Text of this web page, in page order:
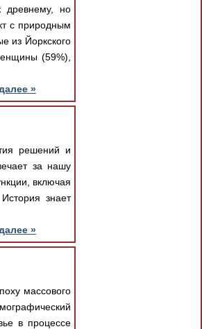
древнему, но
с природным
из Йоркского
(59%),
»
решений и
за нашу
включая
знает
»
массового
в процессе